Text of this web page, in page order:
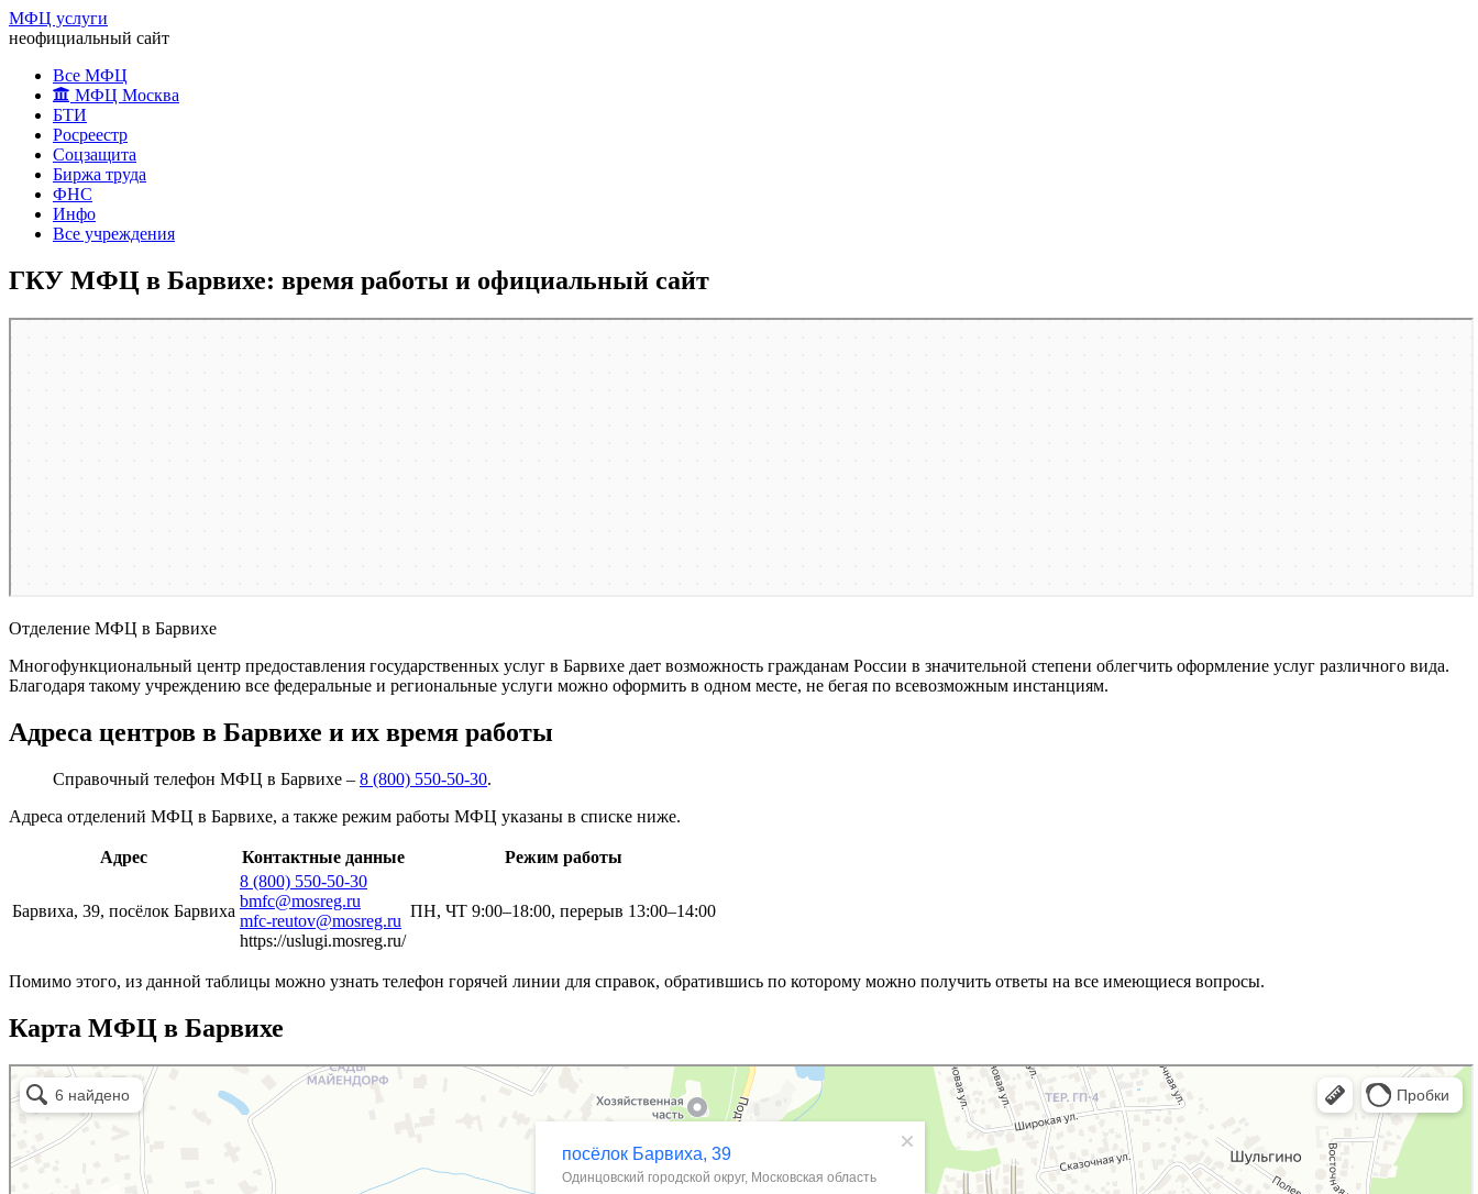
МФЦ услуги
неофициальный сайт
Все МФЦ
МФЦ Москва
БТИ
Росреестр
Соцзащита
Биржа труда
ФНС
Инфо
Все учреждения
ГКУ МФЦ в Барвихе: время работы и официальный сайт
Отделение МФЦ в Барвихе
Многофункциональный центр предоставления государственных услуг в Барвихе дает возможность гражданам России в значительной степени облегчить оформление услуг различного вида.
Благодаря такому учреждению все федеральные и региональные услуги можно оформить в одном месте, не бегая по всевозможным инстанциям.
Адреса центров в Барвихе и их время работы
Справочный телефон МФЦ в Барвихе – 8 (800) 550-50-30.
Адреса отделений МФЦ в Барвихе, а также режим работы МФЦ указаны в списке ниже.
Адрес Контактные данные Режим работы
Барвиха, 39, посёлок Барвиха
8 (800) 550-50-30
bmfc@mosreg.ru
mfc-reutov@mosreg.ru
https://uslugi.mosreg.ru/
ПН, ЧТ 9:00–18:00, перерыв 13:00–14:00
Помимо этого, из данной таблицы можно узнать телефон горячей линии для справок, обратившись по которому можно получить ответы на все имеющиеся вопросы.
Карта МФЦ в Барвихе